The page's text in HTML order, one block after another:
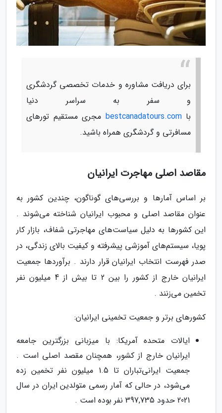
برای دریافت مشاوره و خدمات تخصصی گردشگری
و سفر به سراسر دنیا
باbestcanadatours.com مجری مستقیم تورهای
مسافرتی و گردشگری همراه باشید.
مقاصد اصلی مهاجرت ایرانیان
بر اساس آمارها و بررسی‌های گوناگون، چندین کشور به
عنوان مقاصد اصلی و محبوب ایرانیان شناخته می‌شوند .
این کشورها به دلیل سیاست‌های مهاجرتی شفاف، بازار کار
پویا، سیستم‌های آموزشی پیشرفته و کیفیت بالای زندگی، در
صدر فهرست انتخاب ایرانیان قرار دارند . برآوردها جمعیت
ایرانیان خارج از کشور را بین 2 تا بیش از 4 میلیون نفر
تخمین می‌زنند .
کشورهای برتر و جمعیت تخمینی ایرانیان:
ایالات متحده آمریکا: با میزبانی بزرگترین جامعه
ایرانیان خارج از کشور، همچنان مقصد اصلی است .
جمعیت ایرانی‌تباران تا 1.5 میلیون نفر تخمین زده
می‌شود، در حالی که آمار رسمی متولدین ایران در سال
2021 حدود 397,735 نفر بوده است .